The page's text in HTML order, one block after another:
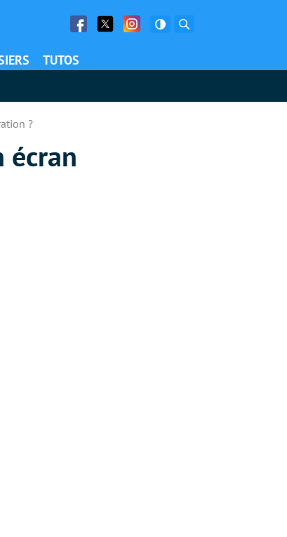
Facebook
Twitter Facebook
TUTOS
?